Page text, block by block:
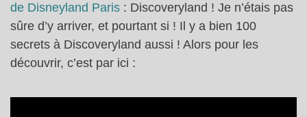
de Disneyland Paris : Discoveryland ! Je n’étais pas
sûre d’y arriver, et pourtant si ! Il y a bien 100
secrets à Discoveryland aussi ! Alors pour les
découvrir, c’est par ici :